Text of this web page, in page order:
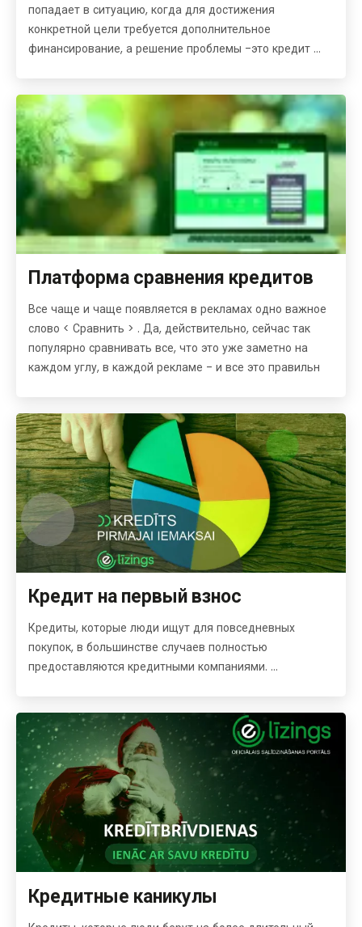
попадает в ситуацию, когда для достижения
конкретной цели требуется дополнительное
финансирование, а решение проблемы -это кредит ...
Платформа сравнения кредитов
Все чаще и чаще появляется в рекламах одно важное
слово < Сравнить > . Да, действительно, сейчас так
популярно сравнивать все, что это уже заметно на
каждом углу, в каждой рекламе - и все это правильн
Кредит на первый взнос
Кредиты, которые люди ищут для повседневных
покупок, в большинстве случаев полностью
предоставляются кредитными компаниями. ...
Кредитные каникулы